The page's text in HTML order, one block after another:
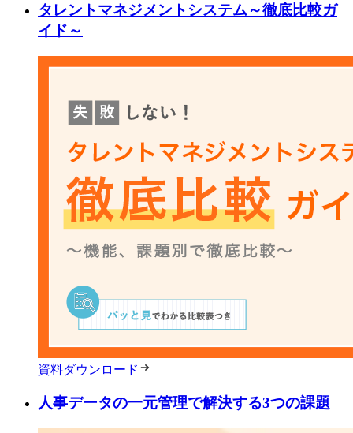
タレントマネジメントシステム～徹底比較ガ
イド～
資料ダウンロード
人事データの一元管理で解決する3つの課題